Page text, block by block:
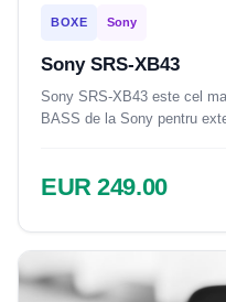
BOXE Sony
Sony SRS-XB43
Sony SRS-XB43 este cel
BASS de la Sony pentru
EUR 249.00